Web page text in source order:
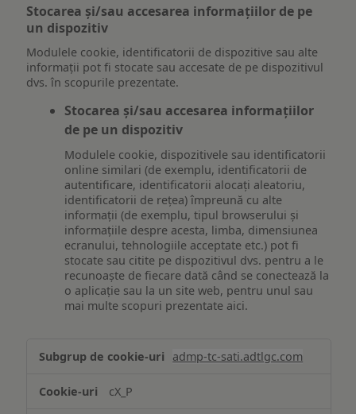
Stocarea și/sau accesarea informațiilor de pe
un dispozitiv
Modulele cookie, identificatorii de dispozitive sau alte
informații pot fi stocate sau accesate de pe dispozitivul
dvs. în scopurile prezentate.
Stocarea și/sau accesarea informațiilor
de pe un dispozitiv
Modulele cookie, dispozitivele sau identificatorii
online similari (de exemplu, identificatorii de
autentificare, identificatorii alocați aleatoriu,
identificatorii de rețea) împreună cu alte
informații (de exemplu, tipul browserului și
informațiile despre acesta, limba, dimensiunea
ecranului, tehnologiile acceptate etc.) pot fi
stocate sau citite pe dispozitivul dvs. pentru a le
recunoaște de fiecare dată când se conectează la
o aplicație sau la un site web, pentru unul sau
mai multe scopuri prezentate aici.
și/sau
informațiilor
admp-tc-sati.adtlgc.com
cX_P